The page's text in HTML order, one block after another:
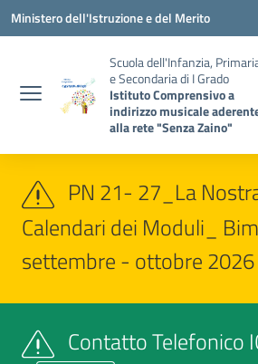
Vai ai contenuti
Vai al menu di navigazione
Vai al footer
Ministero dell'Istruzione e del Merito
Scuola dell'Infanzia,
e Secondaria di I Grado
Istituto Comprensivo a
indirizzo musicale
alla rete "Senza Zaino"
PN 21- 27_La
Calendari dei Moduli_
settembre - ottobre 2026
Contatto Telefonico